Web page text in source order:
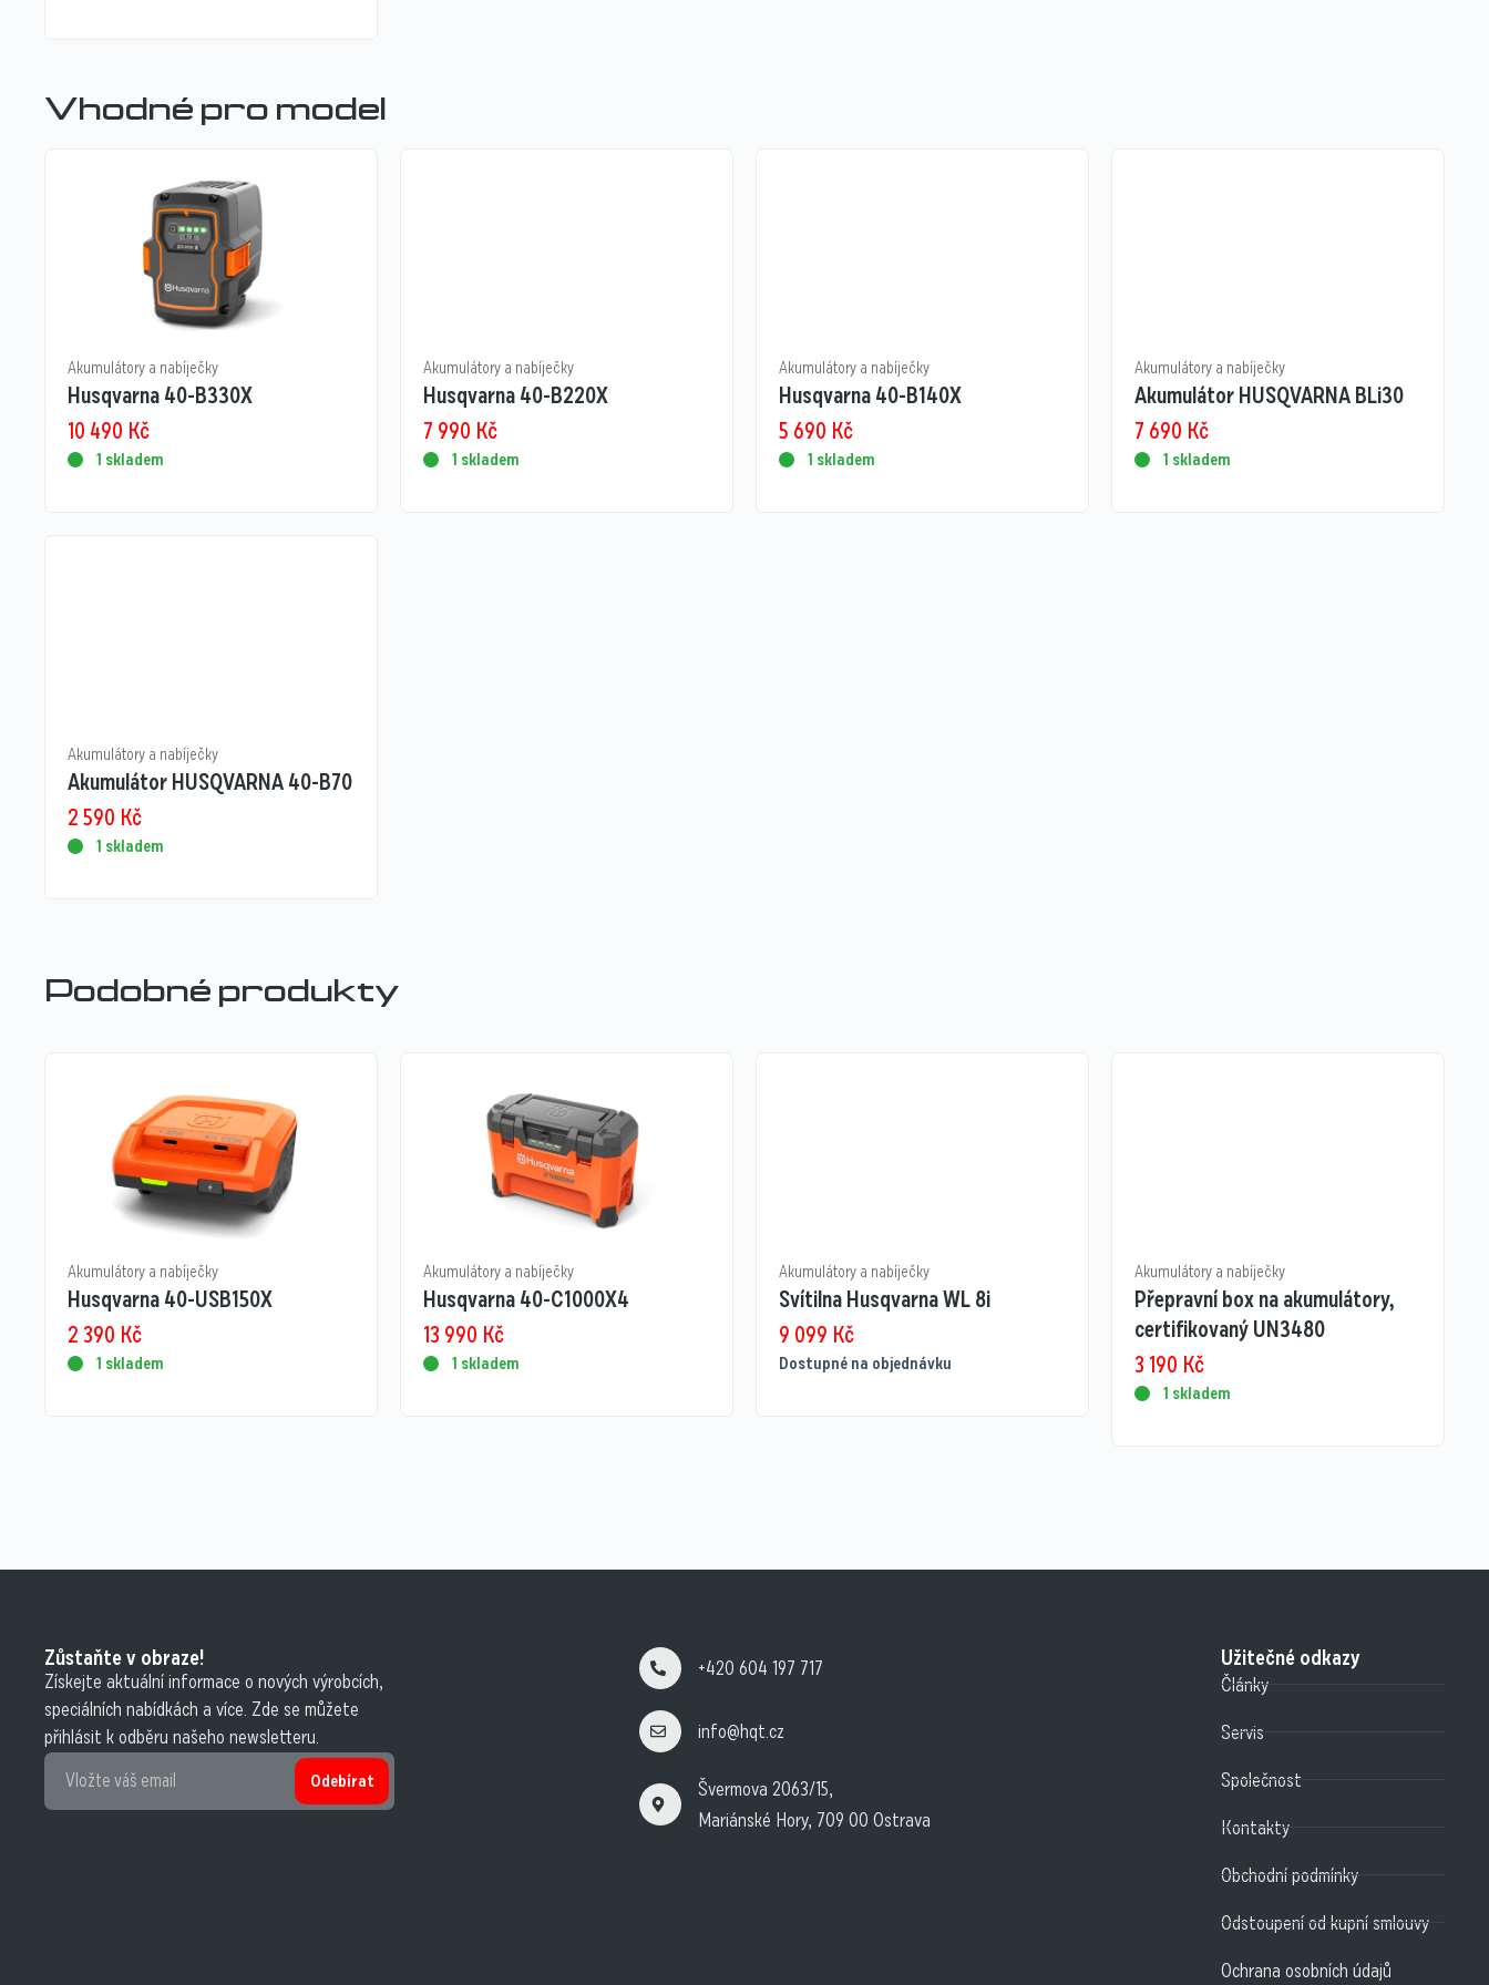
Vhodné pro model
Akumulátory a nabíječky
Husqvarna 40-B330X
10 490 Kč
1 skladem
Akumulátory a nabíječky
Husqvarna 40-B220X
7 990 Kč
1 skladem
Akumulátory a nabíječky
Husqvarna 40-B140X
5 690 Kč
1 skladem
Akumulátory a nabíječky
Akumulátor HUSQVARNA BLi30
7 690 Kč
1 skladem
Akumulátory a nabíječky
Akumulátor HUSQVARNA 40-B70
2 590 Kč
1 skladem
Podobné produkty
Akumulátory a nabíječky
Husqvarna 40-USB150X
2 390 Kč
1 skladem
Akumulátory a nabíječky
Husqvarna 40-C1000X4
13 990 Kč
1 skladem
Akumulátory a nabíječky
Svítilna Husqvarna WL 8i
9 099 Kč
Dostupné na objednávku
Akumulátory a nabíječky
Přepravní box na akumulátory,
certifikovaný UN3480
3 190 Kč
1 skladem
Zůstaňte v obraze!
Získejte aktuální informace o nových výrobcích,
speciálních nabídkách a více. Zde se můžete
přihlásit k odběru našeho newsletteru.
Odebírat
+420 604 197 717
info@hqt.cz
Švermova 2063/15,
Mariánské Hory, 709 00 Ostrava
Užitečné odkazy
Články
Servis
Společnost
Kontakty
Obchodní podmínky
Odstoupení od kupní smlouvy
Ochrana osobních údajů